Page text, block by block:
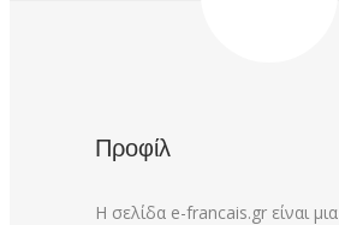
Προφίλ
Η σελίδα e-francais.gr είναι μια